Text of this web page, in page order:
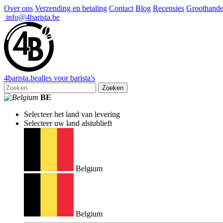
Over ons Verzending en betaling Contact Blog Recensies
info@4barista.be
4barista.bealles voor barista's
Zoeken
BE
Selecteer het land van levering
Selecteer uw land alstublieft
Belgium
Belgium